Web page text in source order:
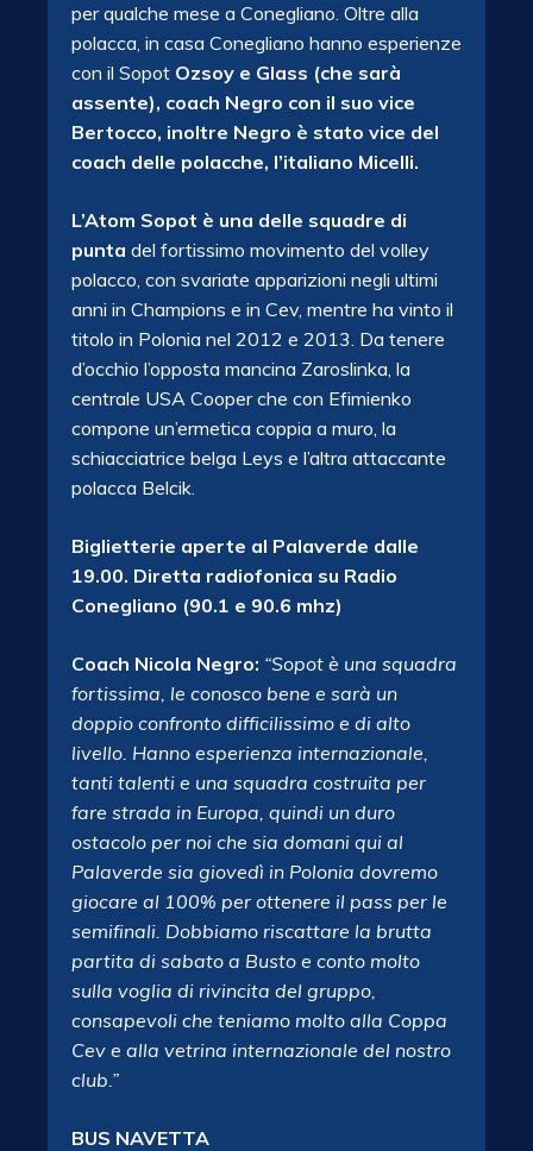
per qualche mese a Conegliano. Oltre alla
polacca, in casa Conegliano hanno esperienze
con il Sopot Ozsoy e Glass (che sarà
assente), coach Negro con il suo vice
Bertocco, inoltre Negro è stato vice del
coach delle polacche, l’italiano Micelli.
L’Atom Sopot è una delle squadre di
punta del fortissimo movimento del volley
polacco, con svariate apparizioni negli ultimi
anni in Champions e in Cev, mentre ha vinto il
titolo in Polonia nel 2012 e 2013. Da tenere
d’occhio l’opposta mancina Zaroslinka, la
centrale USA Cooper che con Efimienko
compone un’ermetica coppia a muro, la
schiacciatrice belga Leys e l’altra attaccante
polacca Belcik.
Biglietterie aperte al Palaverde dalle
19.00. Diretta radiofonica su Radio
Conegliano (90.1 e 90.6 mhz)
Coach Nicola Negro: “Sopot è una squadra
fortissima, le conosco bene e sarà un
doppio confronto difficilissimo e di alto
livello. Hanno esperienza internazionale,
tanti talenti e una squadra costruita per
fare strada in Europa, quindi un duro
ostacolo per noi che sia domani qui al
Palaverde sia giovedì in Polonia dovremo
giocare al 100% per ottenere il pass per le
semifinali. Dobbiamo riscattare la brutta
partita di sabato a Busto e conto molto
sulla voglia di rivincita del gruppo,
consapevoli che teniamo molto alla Coppa
Cev e alla vetrina internazionale del nostro
club.”
BUS NAVETTA